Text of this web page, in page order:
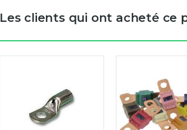
Les clients qui ont acheté ce